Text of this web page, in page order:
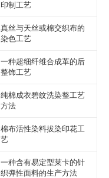
印制工艺
真丝与天丝或棉交织布的
染色工艺
一种超细纤维合成革的后
整饰工艺
纯棉成衣碧纹洗染整工艺
方法
棉布活性染料拔染印花工
艺
一种含有易定型莱卡的针
织弹性面料的生产方法